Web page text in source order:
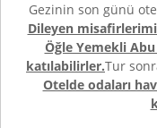
Gezinin son günü
Dileyen
Öğle Yemekli
katılabilirler.Tur
Otelde odaları